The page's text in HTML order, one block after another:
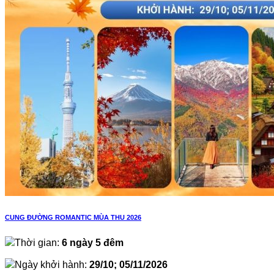
CUNG ĐƯỜNG ROMANTIC MÙA THU 2026
Thời gian: 6 ngày 5 đêm
Ngày khởi hành: 29/10; 05/11/2026